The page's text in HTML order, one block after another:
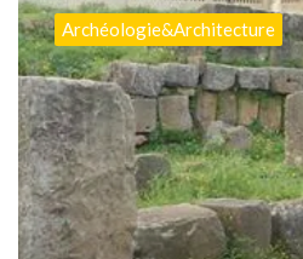
l’antique
Thassarient
Archéologie&Architecture